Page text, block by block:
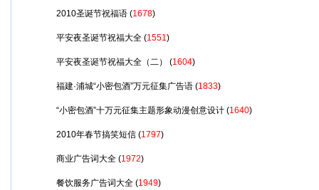
2010圣诞节祝福语 (1678)
平安夜圣诞节祝福大全 (1551)
平安夜圣诞节祝福大全（二） (1604)
福建·浦城“小密包酒”万元征集广告语 (1833)
“小密包酒”十万元征集主题形象动漫创意设计 (1640)
2010年春节搞笑短信 (1797)
商业广告词大全 (1972)
餐饮服务广告词大全 (1949)